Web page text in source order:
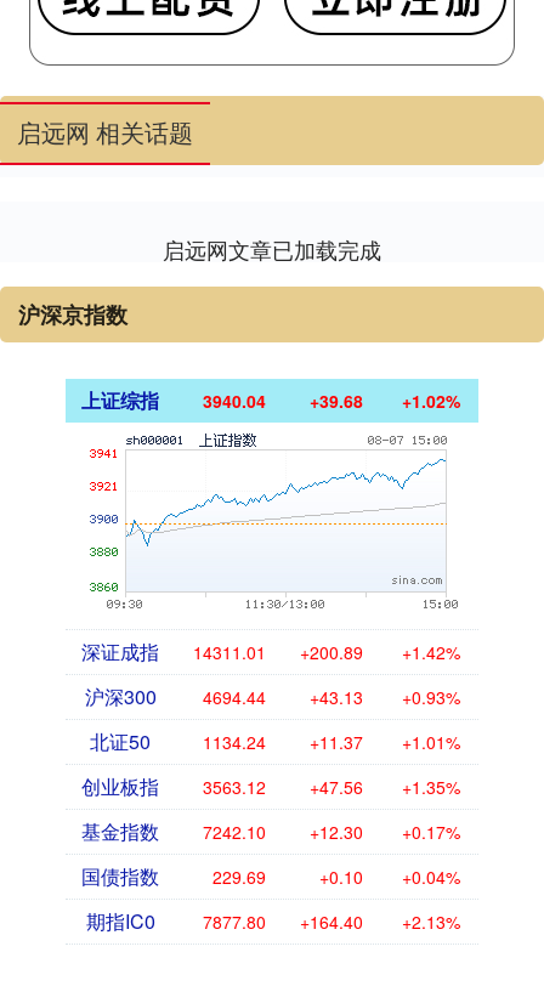
启远网 相关话题
启远网文章已加载完成
沪深京指数
上证综指 3940.04 +39.68 +1.02%
深证成指 14311.01 +200.89 +1.42%
沪深300 4694.44 +43.13 +0.93%
北证50 1134.24 +11.37 +1.01%
创业板指 3563.12 +47.56 +1.35%
基金指数 7242.10 +12.30 +0.17%
国债指数 229.69 +0.10 +0.04%
期指IC0 7877.80 +164.40 +2.13%